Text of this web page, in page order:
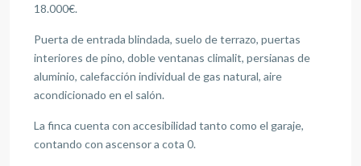
18.000€.
Puerta de entrada blindada, suelo de terrazo, puertas
interiores de pino, doble ventanas climalit, persianas de
aluminio, calefacción individual de gas natural, aire
acondicionado en el salón.
La finca cuenta con accesibilidad tanto como el garaje,
contando con ascensor a cota 0.